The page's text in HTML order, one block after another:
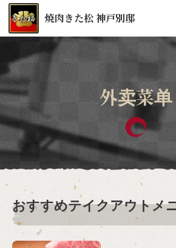
焼肉きた松 神戸別邸
外卖菜单
おすすめテイクアウトメ